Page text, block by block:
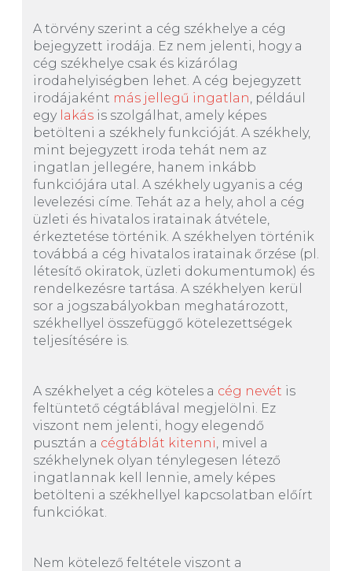
A törvény szerint a cég székhelye a cég
bejegyzett irodája. Ez nem jelenti, hogy a
cég székhelye csak és kizárólag
irodahelyiségben lehet. A cég bejegyzett
irodájaként más jellegű ingatlan, például
egy lakás is szolgálhat, amely képes
betölteni a székhely funkcióját. A székhely,
mint bejegyzett iroda tehát nem az
ingatlan jellegére, hanem inkább
funkciójára utal. A székhely ugyanis a cég
levelezési címe. Tehát az a hely, ahol a cég
üzleti és hivatalos iratainak átvétele,
érkeztetése történik. A székhelyen történik
továbbá a cég hivatalos iratainak őrzése (pl.
létesítő okiratok, üzleti dokumentumok) és
rendelkezésre tartása. A székhelyen kerül
sor a jogszabályokban meghatározott,
székhellyel összefüggő kötelezettségek
teljesítésére is.
A székhelyet a cég köteles a cég nevét is
feltüntető cégtáblával megjelölni. Ez
viszont nem jelenti, hogy elegendő
pusztán a cégtáblát kitenni, mivel a
székhelynek olyan ténylegesen létező
ingatlannak kell lennie, amely képes
betölteni a székhellyel kapcsolatban előírt
funkciókat.
Nem kötelező feltétele viszont a